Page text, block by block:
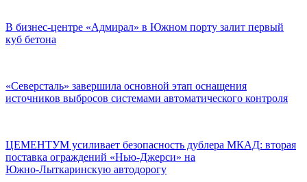
В бизнес-центре «Адмирал» в Южном порту залит первый
куб бетона
«Северсталь» завершила основной этап оснащения
источников выбросов системами автоматического контроля
ЦЕМЕНТУМ усиливает безопасность дублера МКАД: вторая
поставка ограждений «Нью‑Джерси» на
Южно‑Лыткаринскую автодорогу